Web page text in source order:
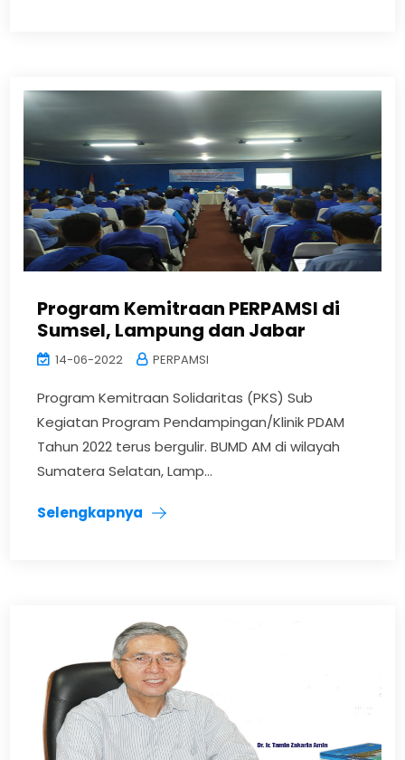
Program Kemitraan PERPAMSI di
Sumsel, Lampung dan Jabar
14-06-2022 PERPAMSI
Program Kemitraan Solidaritas (PKS) Sub
Kegiatan Program Pendampingan/Klinik PDAM
Tahun 2022 terus bergulir. BUMD AM di wilayah
Sumatera Selatan, Lamp...
Selengkapnya